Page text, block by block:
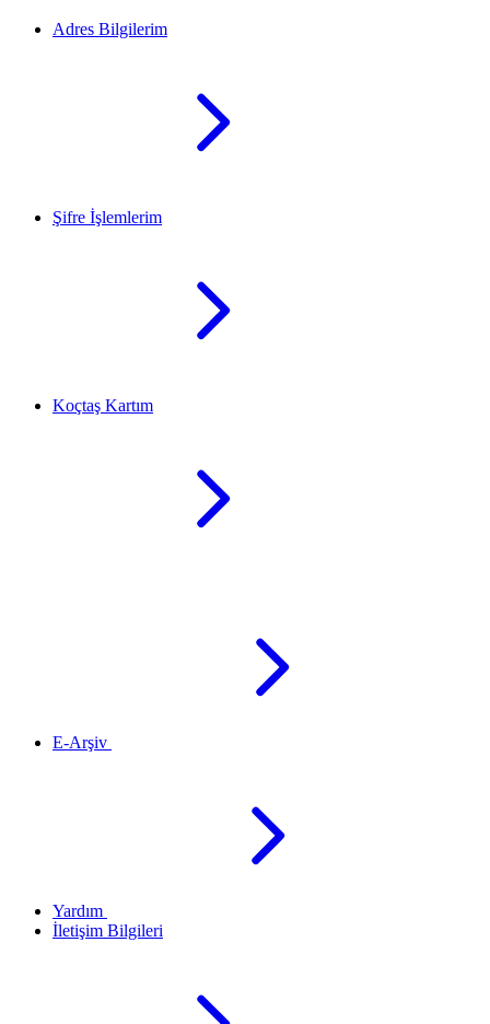
Adres Bilgilerim
Şifre İşlemlerim
Koçtaş Kartım
E-Arşiv
Yardım
İletişim Bilgileri